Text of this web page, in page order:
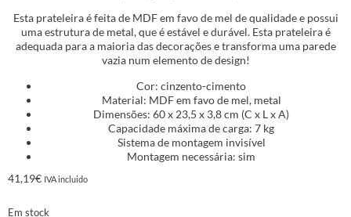
Esta prateleira é feita de MDF em favo de mel de qualidade e possui
uma estrutura de metal, que é estável e durável. Esta prateleira é
adequada para a maioria das decorações e transforma uma parede
vazia num elemento de design!
Cor: cinzento-cimento
Material: MDF em favo de mel, metal
Dimensões: 60 x 23,5 x 3,8 cm (C x L x A)
Capacidade máxima de carga: 7 kg
Sistema de montagem invisível
Montagem necessária: sim
41,19€ IVA incluido
Em stock